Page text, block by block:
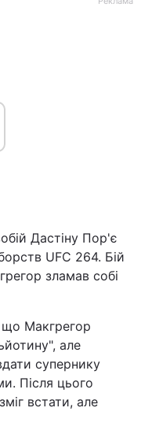
Дастіну Пор'є
UFC 264. Бій
зламав собі
Макгрегор
але
супернику
Після цього
встати, але